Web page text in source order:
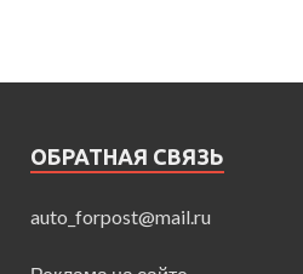
ОБРАТНАЯ СВЯЗЬ
auto_forpost@mail.ru